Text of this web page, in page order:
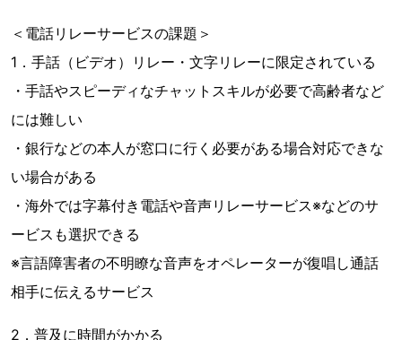
＜電話リレーサービスの課題＞
1．手話（ビデオ）リレー・文字リレーに限定されている
・手話やスピーディなチャットスキルが必要で高齢者など
には難しい
・銀行などの本人が窓口に行く必要がある場合対応できな
い場合がある
・海外では字幕付き電話や音声リレーサービス※などのサ
ービスも選択できる
※言語障害者の不明瞭な音声をオペレーターが復唱し通話
相手に伝えるサービス
2．普及に時間がかかる